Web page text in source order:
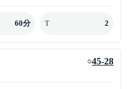
60分 T 2
○45-28